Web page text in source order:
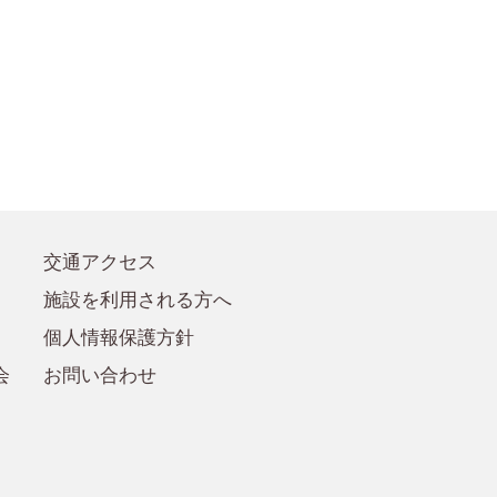
交通アクセス
施設を利用される方へ
個人情報保護方針
お問い合わせ